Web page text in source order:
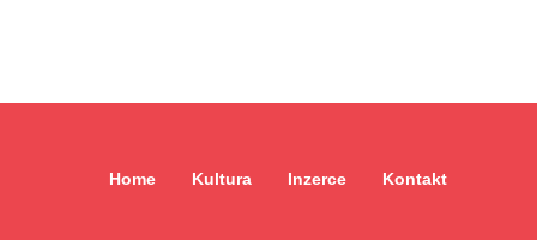
Home Kultura Inzerce Kontakt